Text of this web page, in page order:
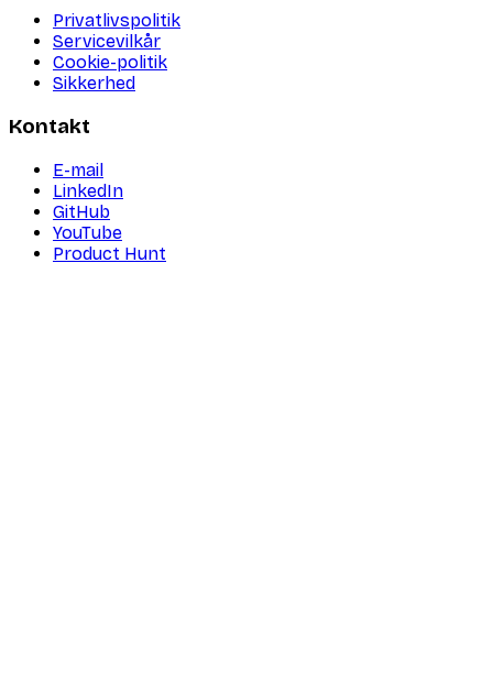
Privatlivspolitik
Servicevilkår
Cookie-politik
Sikkerhed
Kontakt
E-mail
LinkedIn
GitHub
YouTube
Product Hunt